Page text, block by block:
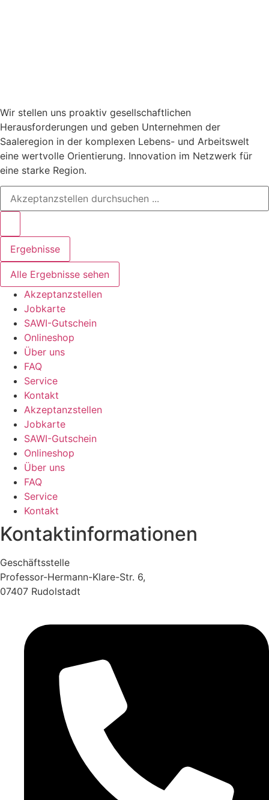
Wir stellen uns proaktiv gesellschaftlichen
Herausforderungen und geben Unternehmen der
Saaleregion in der komplexen Lebens- und Arbeitswelt
eine wertvolle Orientierung. Innovation im Netzwerk für
eine starke Region.
Search
Ergebnisse
Alle Ergebnisse sehen
Akzeptanzstellen
Jobkarte
SAWI-Gutschein
Onlineshop
Über uns
FAQ
Service
Kontakt
Akzeptanzstellen
Jobkarte
SAWI-Gutschein
Onlineshop
Über uns
FAQ
Service
Kontakt
Kontaktinformationen
Geschäftsstelle
Professor-Hermann-Klare-Str. 6,
07407 Rudolstadt